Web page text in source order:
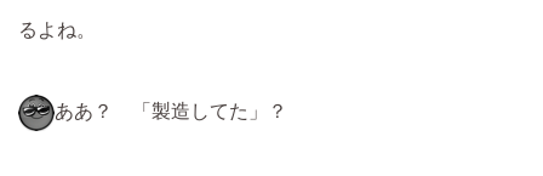
るよね。
ああ？ 「製造してた」？